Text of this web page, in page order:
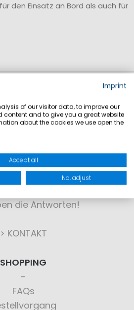
den Einsatz an Bord als auch für
KONTAKT
die Antworten!
> KONTAKT
SHOPPING
FAQs
Imprint
of our visitor data, to improve our
content and to give you a great website
about the cookies we use open the
Accept all
No, adjust